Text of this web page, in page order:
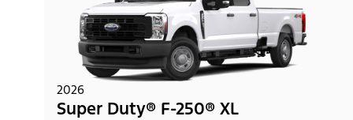
2026
Super Duty® F-250® XL